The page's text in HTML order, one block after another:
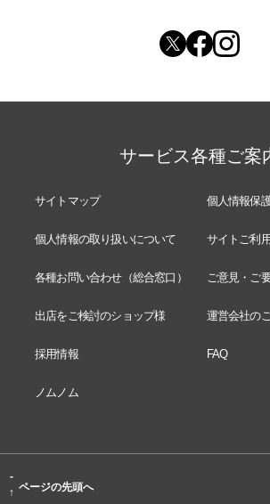
サービス各種ご案
サイトマップ 個人情報保
個人情報の取り扱いについて サイトご利
各種お問い合わせ（総合窓口） ご意見・ご
出店をご検討のショップ様 運営会社の
採用情報 FAQ
ノムノム
-
↑ ページの先頭へ